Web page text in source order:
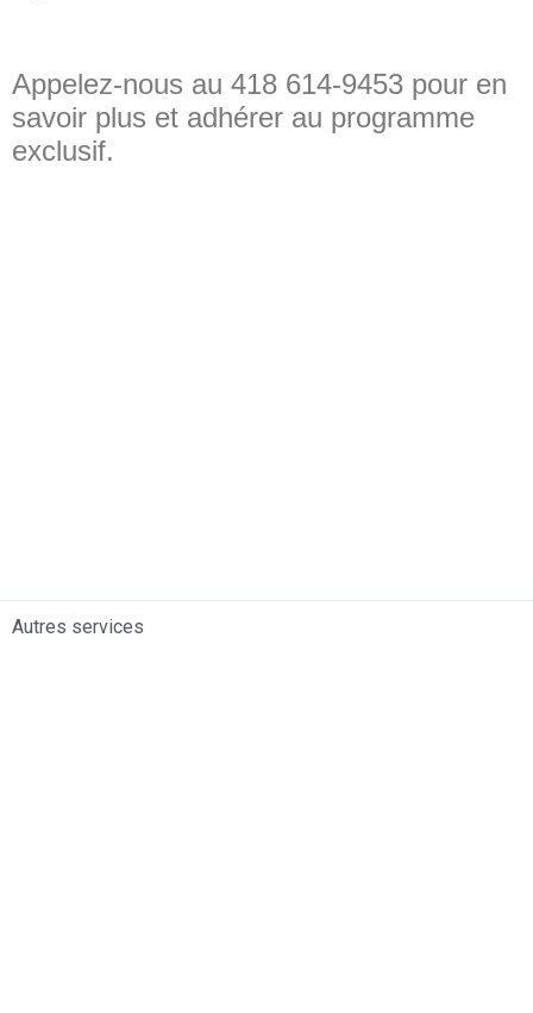
Appelez-nous au 418 614-9453 pour en
savoir plus et adhérer au programme
exclusif.
Autres services